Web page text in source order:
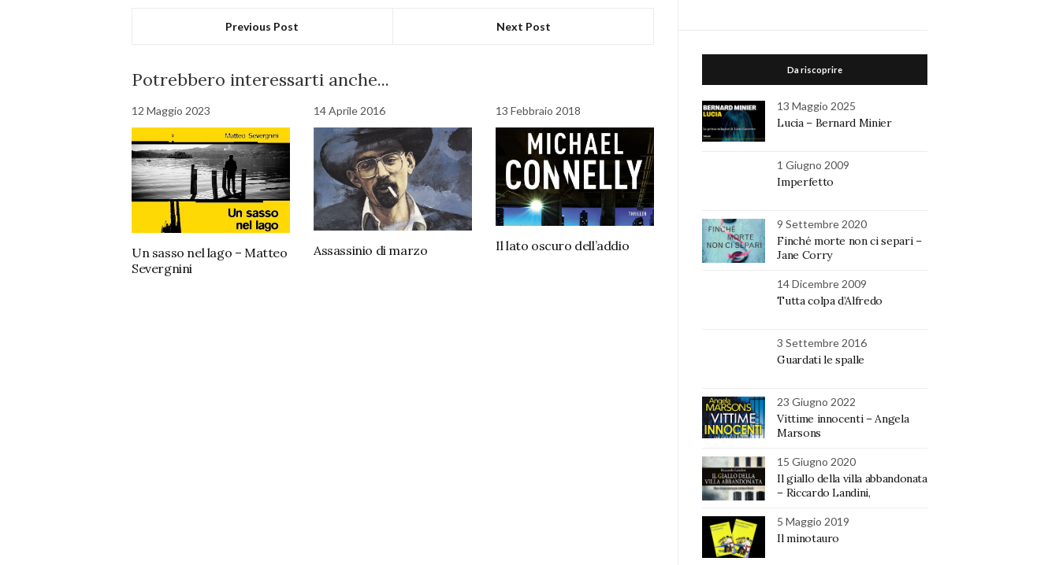
Previous Post Next Post
Potrebbero interessarti anche...
12 Maggio 2023
Un sasso nel lago – Matteo
Severgnini
14 Aprile 2016
Assassinio di marzo
13 Febbraio 2018
Il lato oscuro dell’addio
Da riscoprire
13 Maggio 2025
Lucia – Bernard Minier
1 Giugno 2009
Imperfetto
9 Settembre 2020
Finché morte non ci separi –
Jane Corry
14 Dicembre 2009
Tutta colpa d’Alfredo
3 Settembre 2016
Guardati le spalle
23 Giugno 2022
Vittime innocenti – Angela
Marsons
15 Giugno 2020
Il giallo della villa abbandonata
– Riccardo Landini,
5 Maggio 2019
Il minotauro